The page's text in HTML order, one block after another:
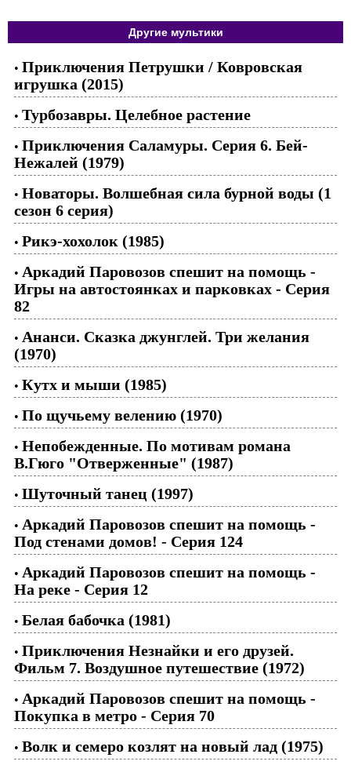
Другие мультики
• Приключения Петрушки / Ковровская
игрушка (2015)
• Турбозавры. Целебное растение
• Приключения Саламуры. Серия 6. Бей-
Нежалей (1979)
• Новаторы. Волшебная сила бурной воды (1
сезон 6 серия)
• Рикэ-хохолок (1985)
• Аркадий Паровозов спешит на помощь -
Игры на автостоянках и парковках - Серия
82
• Ананси. Сказка джунглей. Три желания
(1970)
• Кутх и мыши (1985)
• По щучьему велению (1970)
• Непобежденные. По мотивам романа
В.Гюго "Отверженные" (1987)
• Шуточный танец (1997)
• Аркадий Паровозов спешит на помощь -
Под стенами домов! - Серия 124
• Аркадий Паровозов спешит на помощь -
На реке - Серия 12
• Белая бабочка (1981)
• Приключения Незнайки и его друзей.
Фильм 7. Воздушное путешествие (1972)
• Аркадий Паровозов спешит на помощь -
Покупка в метро - Серия 70
• Волк и семеро козлят на новый лад (1975)